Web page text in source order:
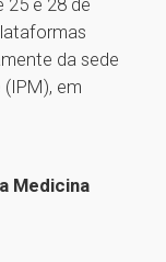
25 e 28 de
da sede
em
Medicina